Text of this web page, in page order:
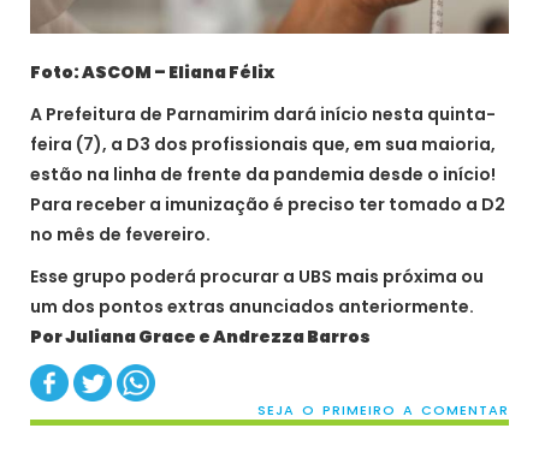
Foto: ASCOM – Eliana Félix
A Prefeitura de Parnamirim dará início nesta quinta-
feira (7), a D3 dos profissionais que, em sua maioria,
estão na linha de frente da pandemia desde o início!
Para receber a imunização é preciso ter tomado a D2
no mês de fevereiro.
Esse grupo poderá procurar a UBS mais próxima ou
um dos pontos extras anunciados anteriormente.
Por Juliana Grace e Andrezza Barros
SEJA O PRIMEIRO A COMENTAR